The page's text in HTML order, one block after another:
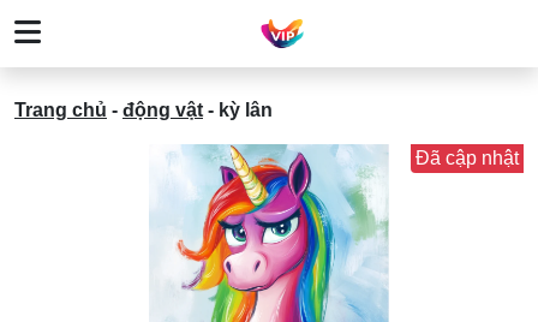
Trang chủ - động vật - kỳ lân
Đã cập nhật